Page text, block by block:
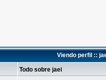
Viendo perfil ::
Todo sobre jaei